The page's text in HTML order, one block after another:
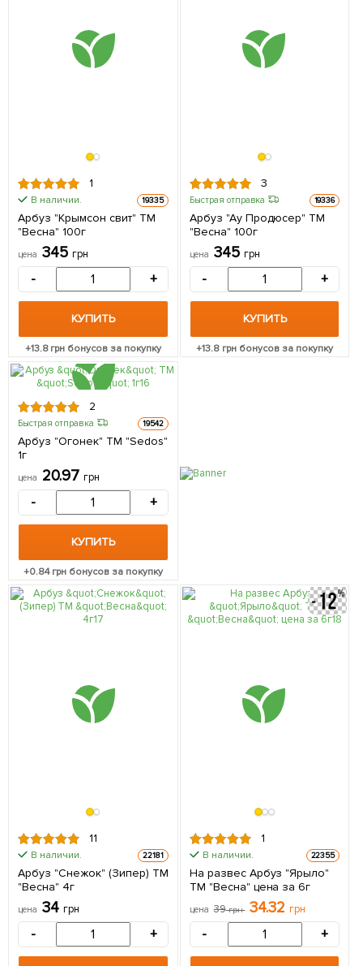
1
В наличии. 19335
Арбуз "Крымсон свит" ТМ
"Весна" 100г
цена 345 грн
- +
КУПИТЬ
+13.8грн бонусов за покупку
3
Быстрая отправка 19336
Арбуз "Ау Продюсер" ТМ
"Весна" 100г
цена 345 грн
- +
КУПИТЬ
+13.8 грн бонусов за покупку
2
Быстрая отправка 19542
Арбуз "Огонек" ТМ "Sedos"
1г
цена 20.97 грн
- +
КУПИТЬ
+0.84грн бонусов за покупку
11
В наличии. 22181
Арбуз "Снежок" (Зипер) ТМ
"Весна" 4г
цена 34 грн
- +
1
В наличии. 22355
На развес Арбуз "Ярыло"
ТМ "Весна" цена за 6г
цена 39грн 34.32 грн
- +